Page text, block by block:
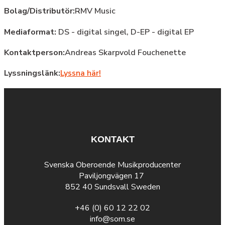
Bolag/Distributör:RMV Music
Mediaformat: DS - digital singel, D-EP - digital EP
Kontaktperson:Andreas Skarpvold Fouchenette
Lyssningslänk:Lyssna här!
KONTAKT
Svenska Oberoende Musikproducenter
Paviljongvägen 17
852 40 Sundsvall Sweden
+46 (0) 60 12 22 02
info@som.se